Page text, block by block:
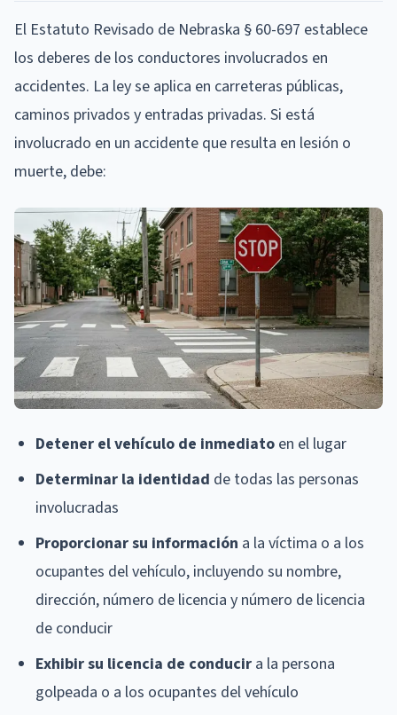
El Estatuto Revisado de Nebraska § 60-697 establece
los deberes de los conductores involucrados en
accidentes. La ley se aplica en carreteras públicas,
caminos privados y entradas privadas. Si está
involucrado en un accidente que resulta en lesión o
muerte, debe:
Detener el vehículo de inmediato en el lugar
Determinar la identidad de todas las personas
involucradas
Proporcionar su información a la víctima o a los
ocupantes del vehículo, incluyendo su nombre,
dirección, número de licencia y número de licencia
de conducir
Exhibir su licencia de conducir a la persona
golpeada o a los ocupantes del vehículo